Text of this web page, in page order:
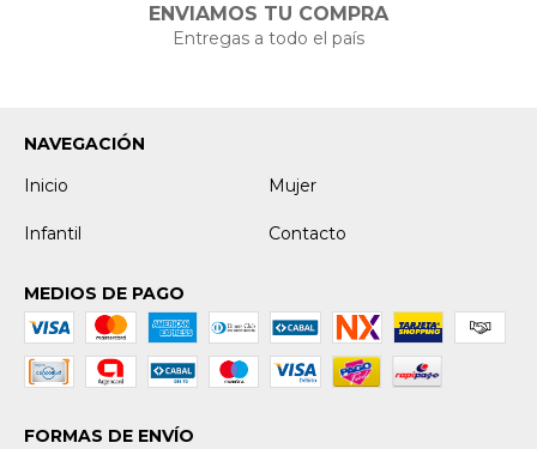
ENVIAMOS TU COMPRA
Entregas a todo el país
NAVEGACIÓN
Inicio
Mujer
Infantil Contacto
MEDIOS DE PAGO
FORMAS DE ENVÍO